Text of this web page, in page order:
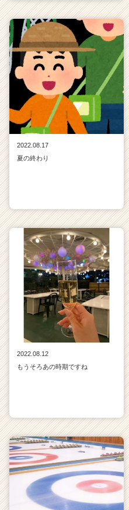
2022.08.17
夏の終わり
2022.08.12
もうそろあの時期ですね